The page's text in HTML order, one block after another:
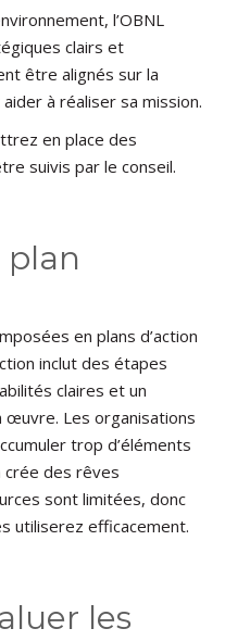
l’OBNL
clairs et
être alignés sur la
à réaliser sa mission.
en place des
suivis par le conseil.
plan
en plans d’action
inclut des étapes
claires et un
œuvre. Les organisations
trop d’éléments
crée des rêves
sont limitées, donc
utiliserez efficacement.
les